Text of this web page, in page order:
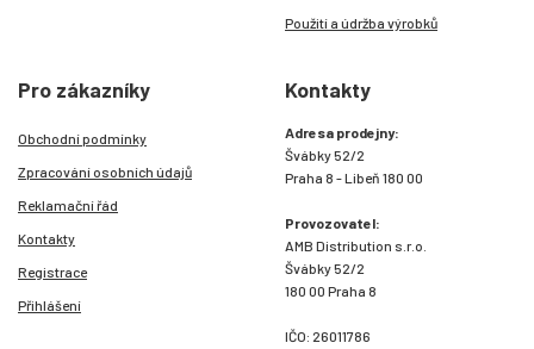
Použití a údržba výrobků
Pro zákazníky
Obchodní podmínky
Zpracování osobních údajů
Reklamační řád
Kontakty
Registrace
Přihlášení
Kontakty
Adresa prodejny:
Švábky 52/2
Praha 8 - Libeň 180 00
Provozovatel:
AMB Distribution s.r.o.
Švábky 52/2
180 00 Praha 8
IČO: 26011786